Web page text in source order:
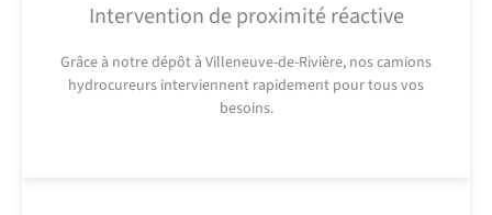
Intervention de proximité réactive
Grâce à notre dépôt à Villeneuve-de-Rivière, nos camions
hydrocureurs interviennent rapidement pour tous vos
besoins.